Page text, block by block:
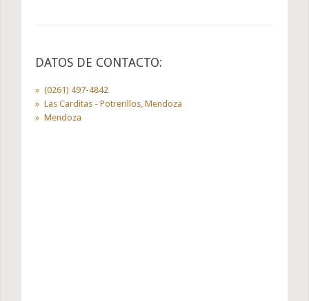
DATOS DE CONTACTO:
(0261) 497-4842
Las Carditas - Potrerillos, Mendoza
Mendoza